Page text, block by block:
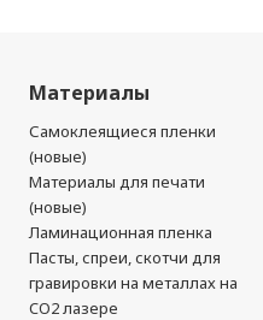
Материалы
Самоклеящиеся пленки
(новые)
Материалы для печати
(новые)
Ламинационная пленка
Пасты, спреи, скотчи для
гравировки на металлах на
CO2 лазере